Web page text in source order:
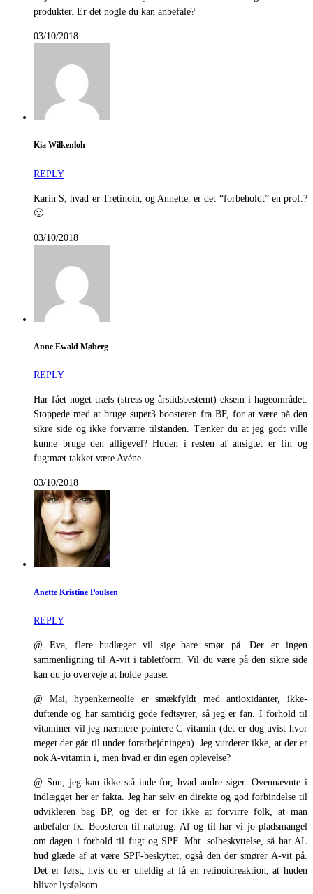
produkter. Er det nogle du kan anbefale?
03/10/2018
Kia Wilkenloh
REPLY
Karin S, hvad er Tretinoin, og Annette, er det “forbeholdt” en prof.?
🙂
03/10/2018
Anne Ewald Møberg
REPLY
Har fået noget træls (stress og årstidsbestemt) eksem i hageområdet.
Stoppede med at bruge super3 boosteren fra BF, for at være på den
sikre side og ikke forværre tilstanden. Tænker du at jeg godt ville
kunne bruge den alligevel? Huden i resten af ansigtet er fin og
fugtmæt takket være Avéne
03/10/2018
Anette Kristine Poulsen
REPLY
@ Eva, flere hudlæger vil sige..bare smør på. Der er ingen
sammenligning til A-vit i tabletform. Vil du være på den sikre side
kan du jo overveje at holde pause.
@ Mai, hypenkerneolie er smækfyldt med antioxidanter, ikke-
duftende og har samtidig gode fedtsyrer, så jeg er fan. I forhold til
vitaminer vil jeg nærmere pointere C-vitamin (det er dog uvist hvor
meget der går til under forarbejdningen). Jeg vurderer ikke, at der er
nok A-vitamin i, men hvad er din egen oplevelse?
@ Sun, jeg kan ikke stå inde for, hvad andre siger. Ovennævnte i
indlægget her er fakta. Jeg har selv en direkte og god forbindelse til
udvikleren bag BP, og det er for ikke at forvirre folk, at man
anbefaler fx. Boosteren til natbrug. Af og til har vi jo pladsmangel
om dagen i forhold til fugt og SPF. Mht. solbeskyttelse, så har AL
hud glæde af at være SPF-beskyttet, også den der smører A-vit på.
Det er først, hvis du er uheldig at få en retinoidreaktion, at huden
bliver lysfølsom.